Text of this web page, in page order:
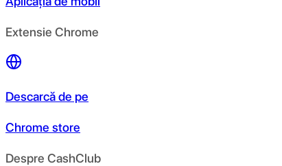
Extensie Chrome
Descarcă de pe
Chrome store
Despre CashClub